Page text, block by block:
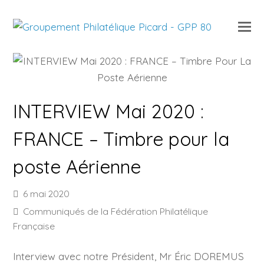
INTERVIEW Mai 2020 :
FRANCE – Timbre pour la
poste Aérienne
6 mai 2020
Communiqués de la Fédération Philatélique
Française
Interview avec notre Président, Mr Éric DOREMUS